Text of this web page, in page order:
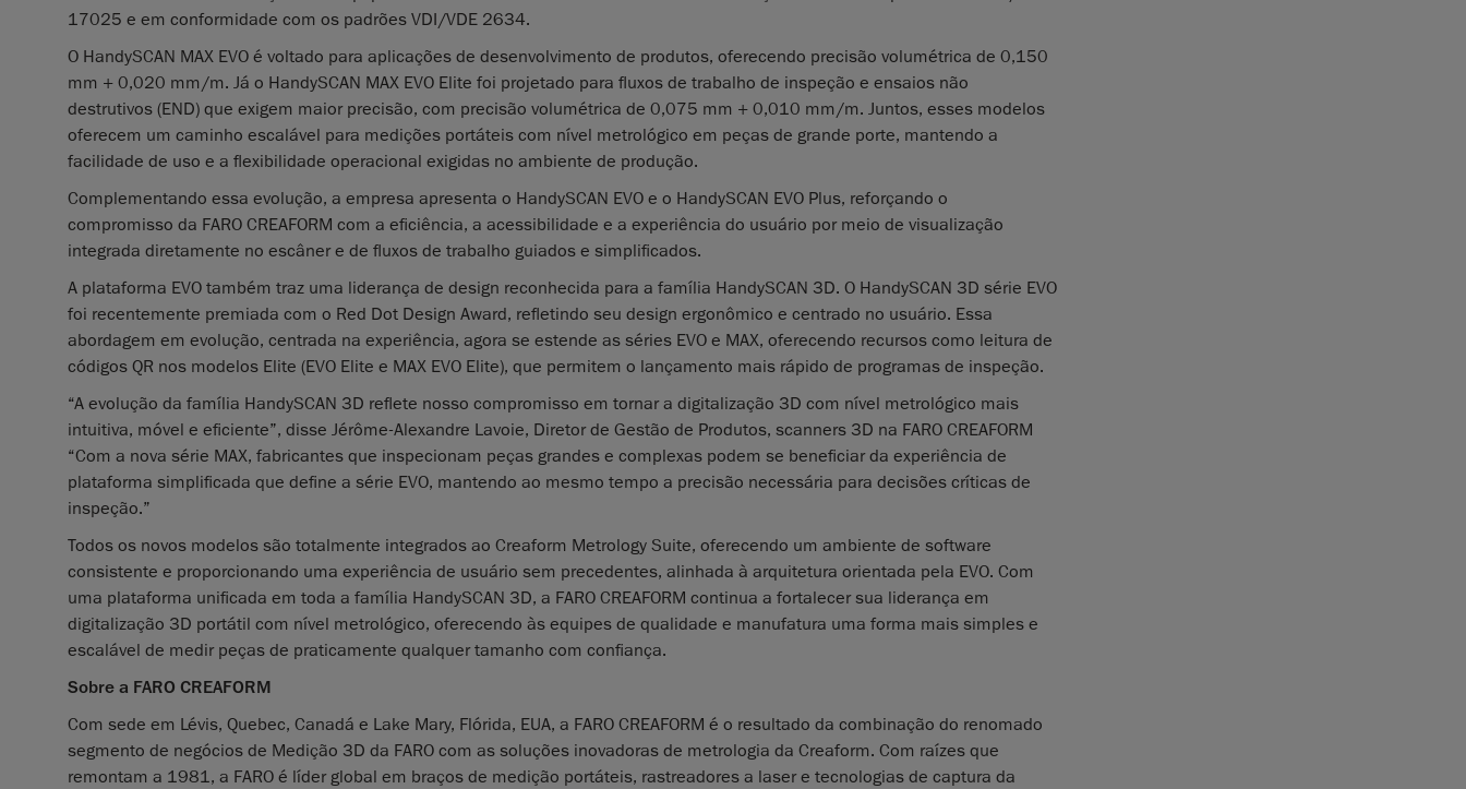
17025 e em conformidade com os padrões VDI/VDE 2634.
O HandySCAN MAX EVO é voltado para aplicações de desenvolvimento de produtos, oferecendo precisão volumétrica de 0,150
mm + 0,020 mm/m. Já o HandySCAN MAX EVO Elite foi projetado para fluxos de trabalho de inspeção e ensaios não
destrutivos (END) que exigem maior precisão, com precisão volumétrica de 0,075 mm + 0,010 mm/m. Juntos, esses modelos
oferecem um caminho escalável para medições portáteis com nível metrológico em peças de grande porte, mantendo a
facilidade de uso e a flexibilidade operacional exigidas no ambiente de produção.
Complementando essa evolução, a empresa apresenta o HandySCAN EVO e o HandySCAN EVO Plus, reforçando o
compromisso da FARO CREAFORM com a eficiência, a acessibilidade e a experiência do usuário por meio de visualização
integrada diretamente no escâner e de fluxos de trabalho guiados e simplificados.
A plataforma EVO também traz uma liderança de design reconhecida para a família HandySCAN 3D. O HandySCAN 3D série EVO
foi recentemente premiada com o Red Dot Design Award, refletindo seu design ergonômico e centrado no usuário. Essa
abordagem em evolução, centrada na experiência, agora se estende as séries EVO e MAX, oferecendo recursos como leitura de
códigos QR nos modelos Elite (EVO Elite e MAX EVO Elite), que permitem o lançamento mais rápido de programas de inspeção.
“A evolução da família HandySCAN 3D reflete nosso compromisso em tornar a digitalização 3D com nível metrológico mais
intuitiva, móvel e eficiente”, disse Jérôme-Alexandre Lavoie, Diretor de Gestão de Produtos, scanners 3D na FARO CREAFORM
“Com a nova série MAX, fabricantes que inspecionam peças grandes e complexas podem se beneficiar da experiência de
plataforma simplificada que define a série EVO, mantendo ao mesmo tempo a precisão necessária para decisões críticas de
inspeção.”
Todos os novos modelos são totalmente integrados ao Creaform Metrology Suite, oferecendo um ambiente de software
consistente e proporcionando uma experiência de usuário sem precedentes, alinhada à arquitetura orientada pela EVO. Com
uma plataforma unificada em toda a família HandySCAN 3D, a FARO CREAFORM continua a fortalecer sua liderança em
digitalização 3D portátil com nível metrológico, oferecendo às equipes de qualidade e manufatura uma forma mais simples e
escalável de medir peças de praticamente qualquer tamanho com confiança.
Sobre a FARO CREAFORM
Com sede em Lévis, Quebec, Canadá e Lake Mary, Flórida, EUA, a FARO CREAFORM é o resultado da combinação do renomado
segmento de negócios de Medição 3D da FARO com as soluções inovadoras de metrologia da Creaform. Com raízes que
remontam a 1981, a FARO é líder global em braços de medição portáteis, rastreadores a laser e tecnologias de captura da